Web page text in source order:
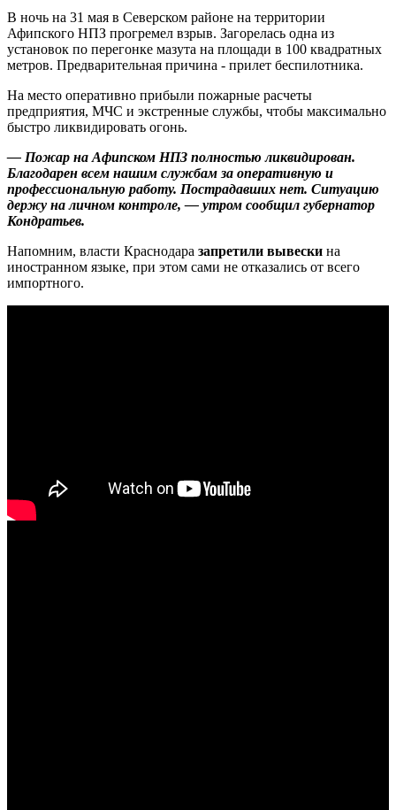
В ночь на 31 мая в Северском районе на территории
Афипского НПЗ прогремел взрыв. Загорелась одна из
установок по перегонке мазута на площади в 100 квадратных
метров. Предварительная причина - прилет беспилотника.
На место оперативно прибыли пожарные расчеты
предприятия, МЧС и экстренные службы, чтобы максимально
быстро ликвидировать огонь.
— Пожар на Афипском НПЗ полностью ликвидирован.
Благодарен всем нашим службам за оперативную и
профессиональную работу. Пострадавших нет. Ситуацию
держу на личном контроле, — утром сообщил губернатор
Кондратьев.
Напомним, власти Краснодара запретили вывески на
иностранном языке, при этом сами не отказались от всего
импортного.